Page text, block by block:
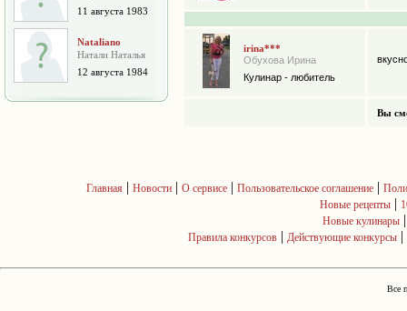
11 августа 1983
Nataliano
Натали Наталья
12 августа 1984
irina***
Обухова Ирина
Кулинар - любитель
Вы
Главная | Новости| О сервисе| Пользовательское соглашение|
Новые рецепты |
Новые кулинары
Правила конкурсов | Действующие конкурсы |
Все